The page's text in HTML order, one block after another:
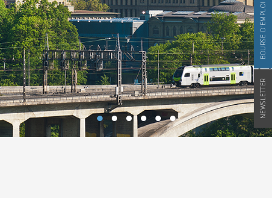
BOURSE D'EMPLOI
NEWSLETTER